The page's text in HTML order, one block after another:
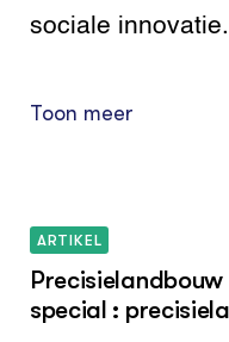
sociale innovatie.
Toon meer
ARTIKEL
special :